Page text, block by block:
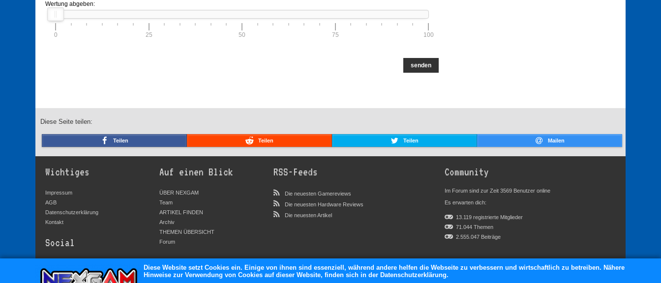
Wertung abgeben:
0 25 50 75 100
senden
Diese Seite teilen:
Teilen Teilen Teilen Mailen
Wichtiges
Impressum
AGB
Datenschutzerklärung
Kontakt
Social
Facebook
Auf einen Blick
ÜBER NEXGAM
Team
ARTIKEL FINDEN
Archiv
THEMEN ÜBERSICHT
Forum
RSS-Feeds
Die neuesten Gamereviews
Die neuesten Hardware Reviews
Die neuesten Artikel
Community
Im Forum sind zur Zeit 3569 Benutzer online
Es erwarten dich:
13.119 registrierte Mitglieder
71.044 Themen
2.555.047 Beiträge
Diese Website setzt Cookies ein. Einige von ihnen sind essenziell, während andere helfen die Webseite zu verbessern und wirtschaftlich zu betreiben. Nähere
Hinweise zur Verwendung von Cookies auf dieser Website, finden sich in der Datenschutzerklärung.